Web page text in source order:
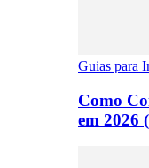
Guias para
Como
em 2026